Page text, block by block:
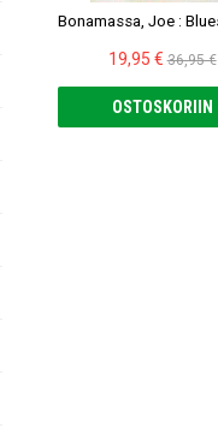
19,95 € 36,95 €
OSTOSKORIIN